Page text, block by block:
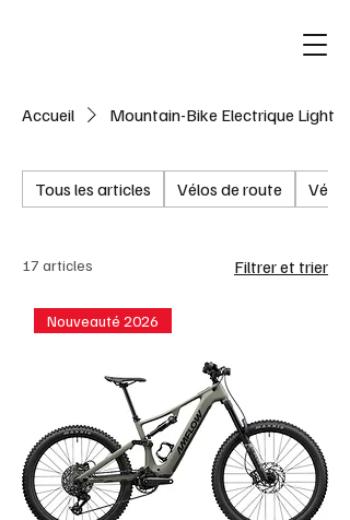
Accueil Mountain-Bike Electrique Light
Tous les articles Vélos de route
17 articles Filtrer et trier
Nouveauté 2026